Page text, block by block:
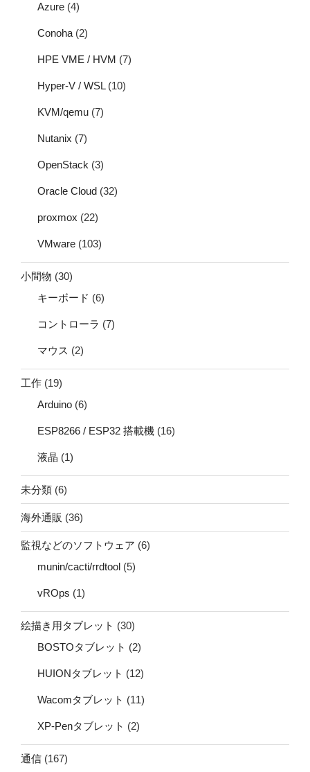
Azure (4)
Conoha (2)
HPE VME / HVM (7)
Hyper-V / WSL(10)
KVM/qemu (7)
Nutanix (7)
OpenStack (3)
Oracle Cloud (32)
proxmox (22)
VMware (103)
小間物 (30)
キーボード (6)
コントローラ (7)
マウス (2)
工作 (19)
Arduino (6)
ESP8266 / ESP32 搭載機 (16)
液晶 (1)
未分類 (6)
海外通販 (36)
監視などのソフトウェア (6)
munin/cacti/rrdtool (5)
vROps (1)
絵描き用タブレット (30)
BOSTOタブレット (2)
HUIONタブレット (12)
Wacomタブレット (11)
XP-Penタブレット (2)
通信 (167)